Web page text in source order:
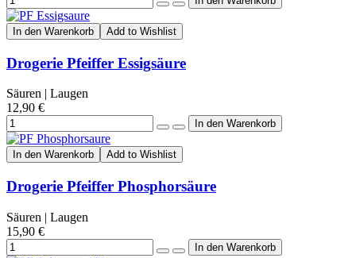
In den Warenkorb Add to Wishlist
Drogerie Pfeiffer Essigsäure
Säuren | Laugen
12,90 €
In den Warenkorb Add to Wishlist
Drogerie Pfeiffer Phosphorsäure
Säuren | Laugen
15,90 €